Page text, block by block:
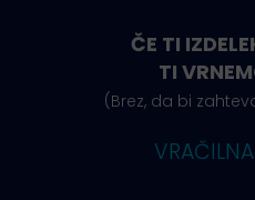
ČE TI
TI
(Brez, da bi